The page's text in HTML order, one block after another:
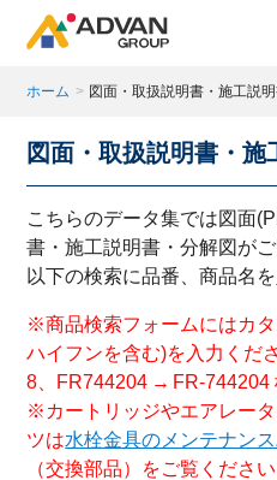
商品ページにある「お気に
商品がここに表示されます。
ホーム > 図面・取扱説明書・施工説
図面・取扱説明書・施
こちらのデータ集では図面
書・施工説明書・分解図がご
以下の検索に品番、商品名
※商品検索フォームにはカタ
ハイフンを含む)を入力くだ
8、FR744204 → FR-744204
※カートリッジやエアレー
ツは水栓金具のメンテナン
（交換部品）をご覧ください